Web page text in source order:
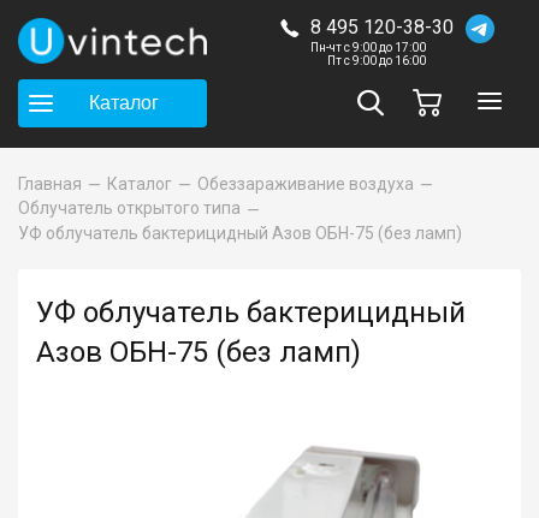
8 495 120-38-30
Пн-чт с 9:00 до 17:00
Пт с 9:00 до 16:00
Каталог
Главная Каталог
Обеззараживание воздуха
Облучатель открытого типа
УФ облучатель бактерицидный Азов ОБН-75 (без ламп)
УФ облучатель бактерицидный
Азов ОБН-75 (без ламп)